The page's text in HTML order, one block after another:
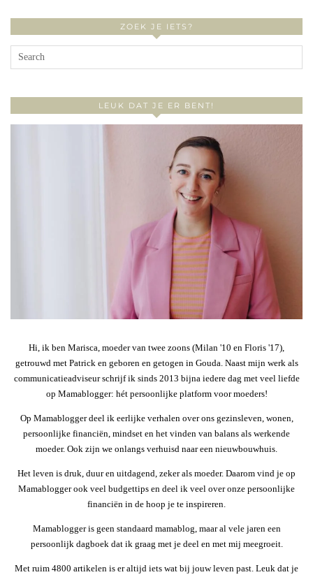
ZOEK JE IETS?
LEUK DAT JE ER BENT!
Hi, ik ben Marisca, moeder van twee zoons (Milan '10 en Floris '17),
getrouwd met Patrick en geboren en getogen in Gouda. Naast mijn werk als
communicatieadviseur schrijf ik sinds 2013 bijna iedere dag met veel liefde
op Mamablogger: hét persoonlijke platform voor moeders!
Op Mamablogger deel ik eerlijke verhalen over ons gezinsleven, wonen,
persoonlijke financiën, mindset en het vinden van balans als werkende
moeder. Ook zijn we onlangs verhuisd naar een nieuwbouwhuis.
Het leven is druk, duur en uitdagend, zeker als moeder. Daarom vind je op
Mamablogger ook veel budgettips en deel ik veel over onze persoonlijke
financiën in de hoop je te inspireren.
Mamablogger is geen standaard mamablog, maar al vele jaren een
persoonlijk dagboek dat ik graag met je deel en met mij meegroeit.
Met ruim 4800 artikelen is er altijd iets wat bij jouw leven past. Leuk dat je